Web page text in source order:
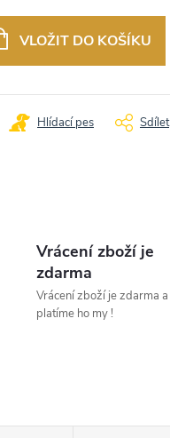
VLOŽIT DO KOŠÍKU
Hlídací pes Sdílet
Vrácení zboží je
zdarma
Vrácení zboží je zdarma a
platíme ho my !